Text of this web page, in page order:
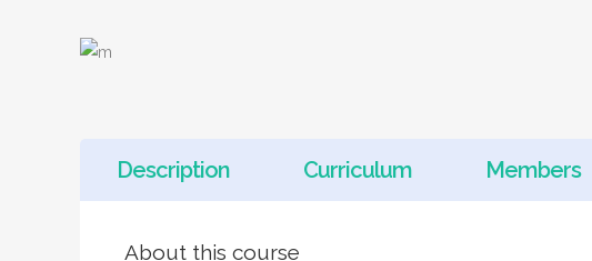
Description Curriculum Members
About this course